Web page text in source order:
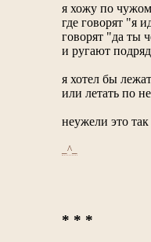
я хожу по
где говорят "я
говорят "да ты
и ругают
я хотел бы
или летать по
неужели это
_^_
* * *